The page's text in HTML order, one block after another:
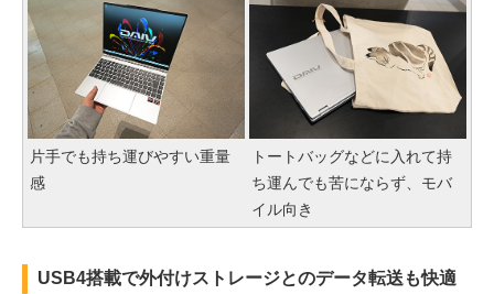
片手でも持ち運びやすい重量
感
トートバッグなどに入れて持
ち運んでも苦にならず、モバ
イル向き
USB4搭載で外付けストレージとのデータ転送も快適